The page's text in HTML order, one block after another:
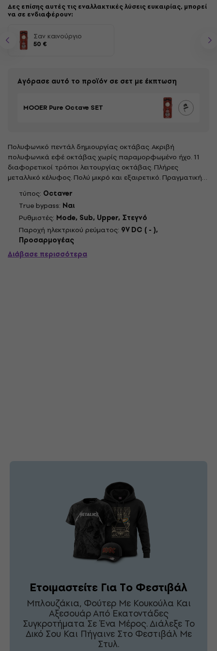
Δες επίσης αυτές τις εναλλακτικές λύσεις ευκαιρίας, μπορεί
να σε ενδιαφέρουν:
Σαν καινούργιο
50 €
Αγόρασε αυτό το προϊόν σε σετ με έκπτωση
MOOER Pure Octave SET
Πολυφωνικό πεντάλ δημιουργίας οκτάβας. Ακριβή
πολυφωνικά εφέ οκτάβας χωρίς παραμορφωμένο ήχο. 11
διαφορετικοί τρόποι λειτουργίας οκτάβας. Πλήρες
μεταλλικό κέλυφος. Πολύ μικρό και εξαιρετικό. Πραγματική
παράκαμψη.ΠροδιαγραφέςΕίσοδος: Ωμ: 1/4” monaural jack
(impedance: 100 Ohms)Power Requirements: Απαιτήσεις:
Μετασχηματιστής εναλλασσόμενου...
τύπος: Octaver
True bypass: Ναι
Ρυθμιστές: Mode, Sub, Upper, Στεγνό
Παροχή ηλεκτρικού ρεύματος: 9V DC ( - ),
Προσαρμογέας
Διάβασε περισσότερα
Ετοιμαστείτε Για Το Φεστιβάλ
Μπλουζάκια, Φούτερ Με Κουκούλα Και
Αξεσουάρ Από Εκατοντάδες
Συγκροτήματα Σε Ένα Μέρος. Διάλεξε Το
Δικό Σου Και Πήγαινε Στο Φεστιβάλ Με
Στυλ.